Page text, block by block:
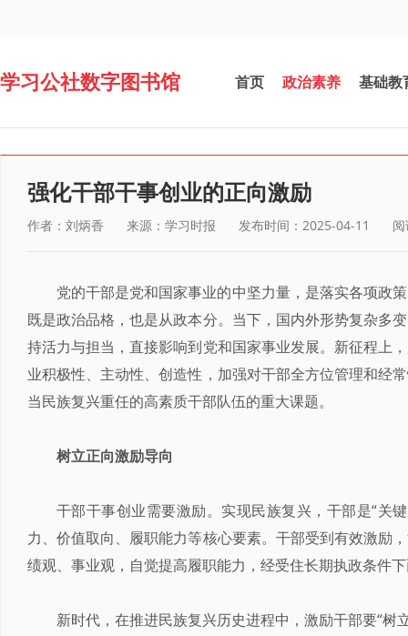
学习公社数字图书馆 首页 政治素养 基础教
强化干部干事创业的正向激励
作者：刘炳香 来源：学习时报 发布时间：2025-04-11
党的干部是党和国家事业的中坚力量，是落实各项政
既是政治品格，也是从政本分。当下，国内外形势复杂多
持活力与担当，直接影响到党和国家事业发展。新征程上
业积极性、主动性、创造性，加强对干部全方位管理和经
当民族复兴重任的高素质干部队伍的重大课题。
树立正向激励导向
干部干事创业需要激励。实现民族复兴，干部是“关
力、价值取向、履职能力等核心要素。干部受到有效激励
绩观、事业观，自觉提高履职能力，经受住长期执政条件
新时代，在推进民族复兴历史进程中，激励干部要“树